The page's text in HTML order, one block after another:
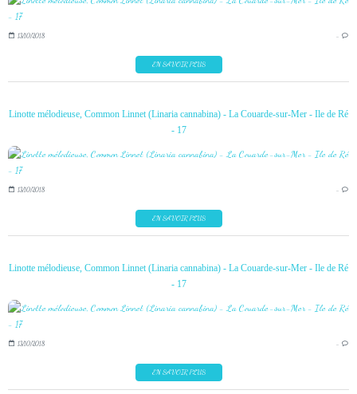
13/10/2018 …
EN SAVOIR PLUS
Linotte mélodieuse, Common Linnet (Linaria cannabina) - La Couarde-sur-Mer - Ile de Ré
- 17
13/10/2018 …
EN SAVOIR PLUS
Linotte mélodieuse, Common Linnet (Linaria cannabina) - La Couarde-sur-Mer - Ile de Ré
- 17
13/10/2018 …
EN SAVOIR PLUS